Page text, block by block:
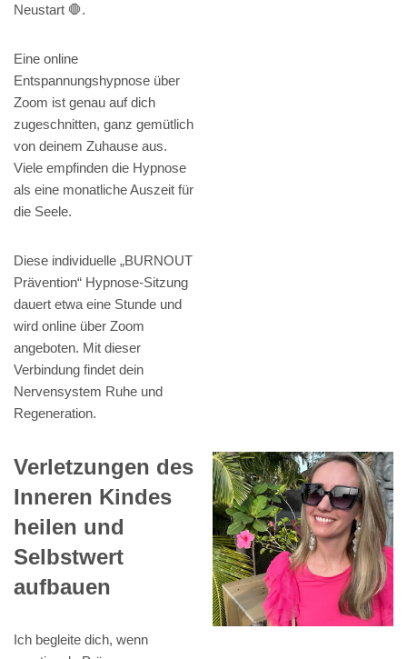
Neustart 🛑.
Eine online
Entspannungshypnose über
Zoom ist genau auf dich
zugeschnitten, ganz gemütlich
von deinem Zuhause aus.
Viele empfinden die Hypnose
als eine monatliche Auszeit für
die Seele.
Diese individuelle „BURNOUT
Prävention“ Hypnose-Sitzung
dauert etwa eine Stunde und
wird online über Zoom
angeboten. Mit dieser
Verbindung findet dein
Nervensystem Ruhe und
Regeneration.
Verletzungen des
Inneren Kindes
heilen und
Selbstwert
aufbauen
Ich begleite dich, wenn